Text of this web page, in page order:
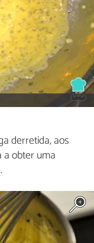
derretida, aos
a obter uma